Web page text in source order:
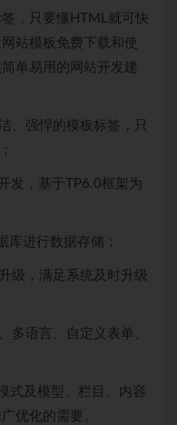
，只要懂HTML就可快
站模板免费下载和使
单易用的网站开发建
、强悍的模板标签，只
发，基于TP6.0框架为
库进行数据存储；
级，满足系统及时升级
多语言、自定义表单、
式及模型、栏目、内容
优化的需要。